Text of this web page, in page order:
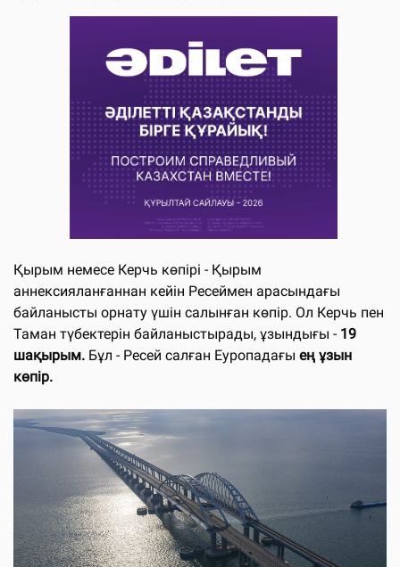
Қырым немесе Керчь көпірі - Қырым
аннексияланғаннан кейін Ресеймен арасындағы
байланысты орнату үшін салынған көпір. Ол Керчь пен
Таман түбектерін байланыстырады, ұзындығы - 19
шақырым. Бұл - Ресей салған Еуропадағы ең ұзын
көпір.